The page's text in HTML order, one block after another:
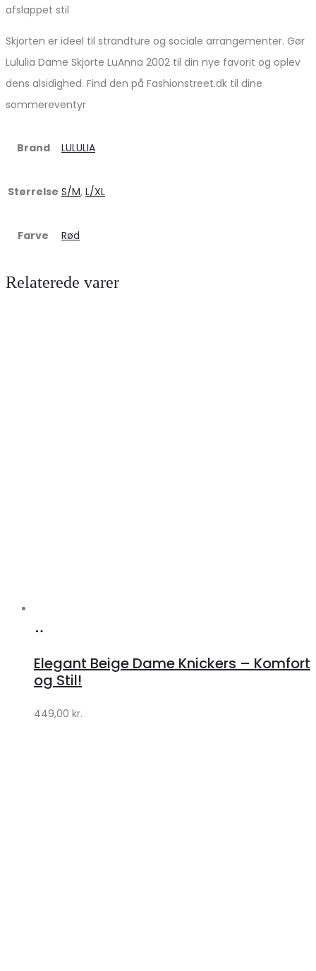
afslappet stil
Skjorten er ideel til strandture og sociale arrangementer. Gør
Lululia Dame Skjorte LuAnna 2002 til din nye favorit og oplev
dens alsidighed. Find den på Fashionstreet.dk til dine
sommereventyr
Brand LULULIA
Størrelse S/M, L/XL
Farve Rød
Relaterede varer
Klædeskabet.dk
Elegant Beige Dame Knickers – Komfort
og Stil!
449,00 kr.